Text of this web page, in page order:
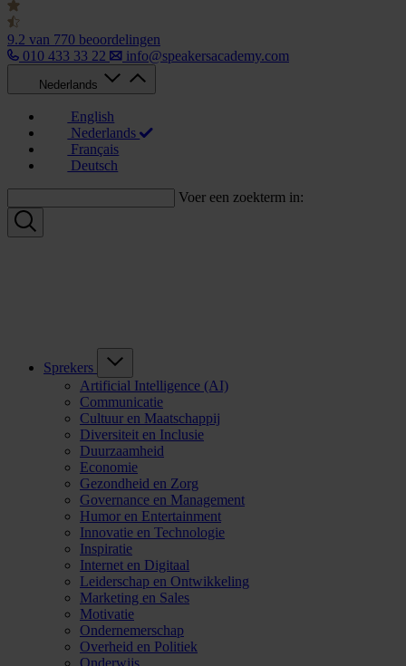
9.2 van 770 beoordelingen
010 433 33 22
info@speakersacademy.com
Nederlands
English
Nederlands
Français
Deutsch
Voer een zoekterm in:
Sprekers
Artificial Intelligence (AI)
Communicatie
Cultuur en Maatschappij
Diversiteit en Inclusie
Duurzaamheid
Economie
Gezondheid en Zorg
Governance en Management
Humor en Entertainment
Innovatie en Technologie
Inspiratie
Internet en Digitaal
Leiderschap en Ontwikkeling
Marketing en Sales
Motivatie
Ondernemerschap
Overheid en Politiek
Onderwijs